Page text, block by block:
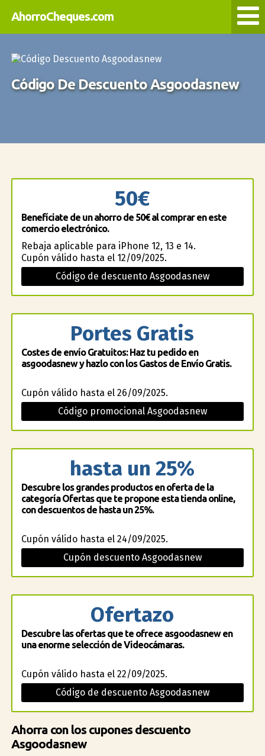
AhorroCheques.com
Código De Descuento Asgoodasnew
50€
Benefíciate de un ahorro de 50€ al comprar en este
comercio electrónico.
Rebaja aplicable para iPhone 12, 13 e 14.
Cupón válido hasta el 12/09/2025.
Código de descuento Asgoodasnew
Portes Gratis
Costes de envío Gratuitos: Haz tu pedido en
asgoodasnew y hazlo con los Gastos de Envío Gratis.
Cupón válido hasta el 26/09/2025.
Código promocional Asgoodasnew
hasta un 25%
Descubre los grandes productos en oferta de la
categoría Ofertas que te propone esta tienda online,
con descuentos de hasta un 25%.
Cupón válido hasta el 24/09/2025.
Cupón descuento Asgoodasnew
Ofertazo
Descubre las ofertas que te ofrece asgoodasnew en
una enorme selección de Videocámaras.
Cupón válido hasta el 22/09/2025.
Código de descuento Asgoodasnew
Ahorra con los cupones descuento
Asgoodasnew